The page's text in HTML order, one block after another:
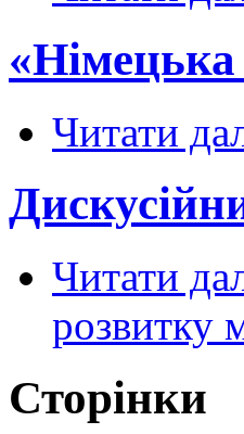
Читати
Читати
розвитку
Сторінки